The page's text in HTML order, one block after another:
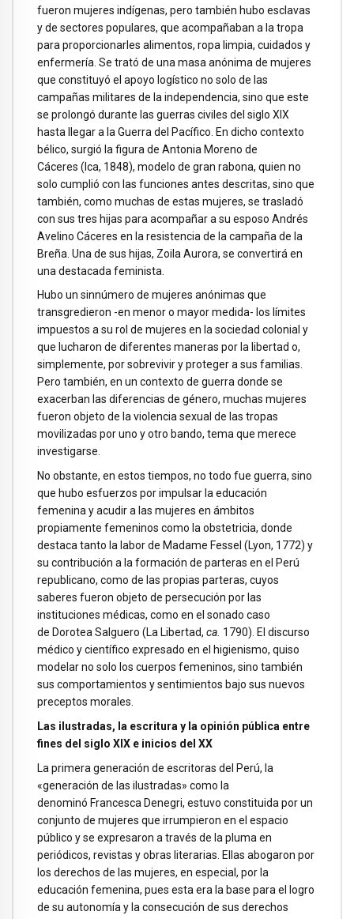
fueron mujeres indígenas, pero también hubo esclavas
y de sectores populares, que acompañaban a la tropa
para proporcionarles alimentos, ropa limpia, cuidados y
enfermería. Se trató de una masa anónima de mujeres
que constituyó el apoyo logístico no solo de las
campañas militares de la independencia, sino que este
se prolongó durante las guerras civiles del siglo XIX
hasta llegar a la Guerra del Pacífico. En dicho contexto
bélico, surgió la figura de Antonia Moreno de
Cáceres (Ica, 1848), modelo de gran rabona, quien no
solo cumplió con las funciones antes descritas, sino que
también, como muchas de estas mujeres, se trasladó
con sus tres hijas para acompañar a su esposo Andrés
Avelino Cáceres en la resistencia de la campaña de la
Breña. Una de sus hijas, Zoila Aurora, se convertirá en
una destacada feminista.
Hubo un sinnúmero de mujeres anónimas que
transgredieron -en menor o mayor medida- los límites
impuestos a su rol de mujeres en la sociedad colonial y
que lucharon de diferentes maneras por la libertad o,
simplemente, por sobrevivir y proteger a sus familias.
Pero también, en un contexto de guerra donde se
exacerban las diferencias de género, muchas mujeres
fueron objeto de la violencia sexual de las tropas
movilizadas por uno y otro bando, tema que merece
investigarse.
No obstante, en estos tiempos, no todo fue guerra, sino
que hubo esfuerzos por impulsar la educación
femenina y acudir a las mujeres en ámbitos
propiamente femeninos como la obstetricia, donde
destaca tanto la labor de Madame Fessel (Lyon, 1772) y
su contribución a la formación de parteras en el Perú
republicano, como de las propias parteras, cuyos
saberes fueron objeto de persecución por las
instituciones médicas, como en el sonado caso
de Dorotea Salguero (La Libertad, ca. 1790). El discurso
médico y científico expresado en el higienismo, quiso
modelar no solo los cuerpos femeninos, sino también
sus comportamientos y sentimientos bajo sus nuevos
preceptos morales.
Las ilustradas, la escritura y la opinión pública entre
fines del siglo XIX e inicios del XX
La primera generación de escritoras del Perú, la
«generación de las ilustradas» como la
denominó Francesca Denegri, estuvo constituida por un
conjunto de mujeres que irrumpieron en el espacio
público y se expresaron a través de la pluma en
periódicos, revistas y obras literarias. Ellas abogaron por
los derechos de las mujeres, en especial, por la
educación femenina, pues esta era la base para el logro
de su autonomía y la consecución de sus derechos